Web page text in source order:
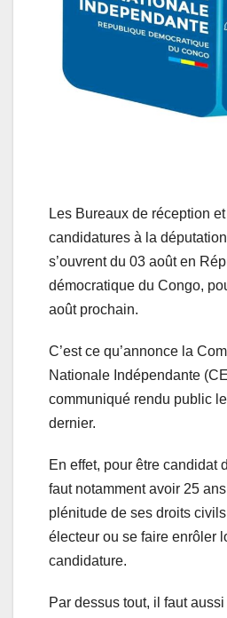
Les Bureaux de réception
candidatures à la
s’ouvrent du 03 août en
démocratique du Congo,
août prochain.
C’est ce qu’annonce la
Nationale Indépendante
communiqué rendu public
dernier.
En effet, pour être candidat
faut notamment avoir 25
plénitude de ses droits
électeur ou se faire enrôler
candidature.
Par dessus tout, il faut aussi